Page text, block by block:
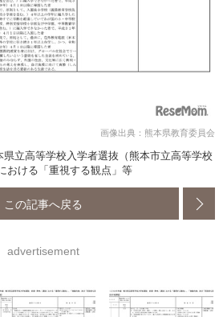
画像出典：熊本県教育委員会
立高等学校入学者選抜（熊本市立高等学校
おける「重視する観点」等
この記事へ戻る
advertisement